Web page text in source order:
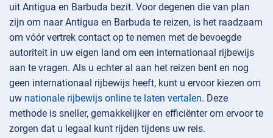
uit Antigua en Barbuda bezit. Voor degenen die van plan
zijn om naar Antigua en Barbuda te reizen, is het raadzaam
om vóór vertrek contact op te nemen met de bevoegde
autoriteit in uw eigen land om een internationaal rijbewijs
aan te vragen. Als u echter al aan het reizen bent en nog
geen internationaal rijbewijs heeft, kunt u ervoor kiezen om
uw nationale rijbewijs online te laten vertalen. Deze
methode is sneller, gemakkelijker en efficiënter om ervoor te
zorgen dat u legaal kunt rijden tijdens uw reis.